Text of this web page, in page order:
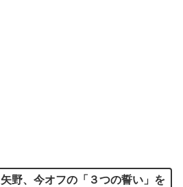
矢野、今オフの「３つの誓い」を